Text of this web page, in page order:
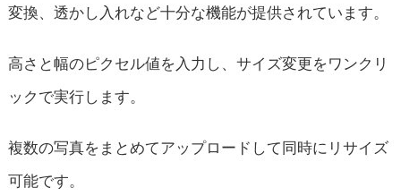
変換、透かし入れなど十分な機能が提供されています。
高さと幅のピクセル値を入力し、サイズ変更をワンクリ
ックで実行します。
複数の写真をまとめてアップロードして同時にリサイズ
可能です。